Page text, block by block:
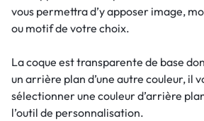
vous permettra d’y apposer image,
ou motif de votre choix.
La coque est transparente de base
un arrière plan d’une autre couleur, il
sélectionner une couleur d’arrière
l’outil de personnalisation.